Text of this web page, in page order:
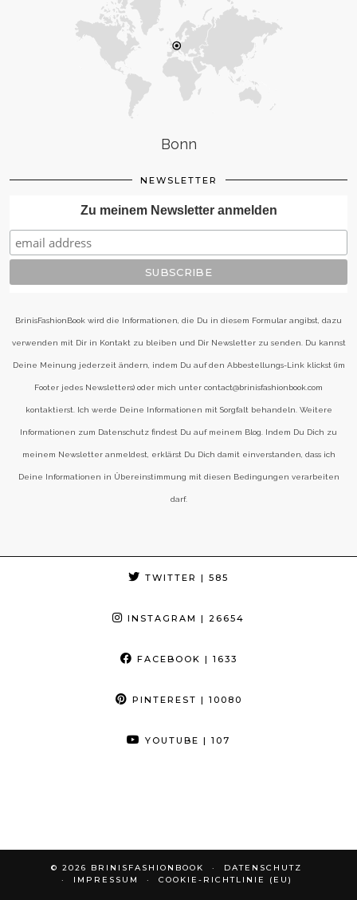
Bonn
NEWSLETTER
Zu meinem Newsletter anmelden
BrinisFashionBook wird die Informationen, die Du in diesem Formular angibst, dazu
verwenden mit Dir in Kontakt zu bleiben und Dir Newsletter zu senden. Du kannst
Deine Meinung jederzeit ändern, indem Du auf den Abbestellungs-Link klickst (im
Footer jedes Newsletters) oder mich unter contact@brinisfashionbook.com
kontaktierst. Ich werde Deine Informationen mit Sorgfalt behandeln. Weitere
Informationen zum Datenschutz findest Du auf meinem Blog. Indem Du Dich zu
meinem Newsletter anmeldest, erklärst Du Dich damit einverstanden, dass ich
Deine Informationen in Übereinstimmung mit diesen Bedingungen verarbeiten
darf.
TWITTER | 585
INSTAGRAM | 26654
FACEBOOK | 1633
PINTEREST | 10080
YOUTUBE | 107
© 2026 BRINISFASHIONBOOK
DATENSCHUTZ
IMPRESSUM
COOKIE-RICHTLINIE (EU)